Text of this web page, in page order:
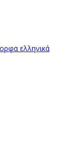
ελληνικά